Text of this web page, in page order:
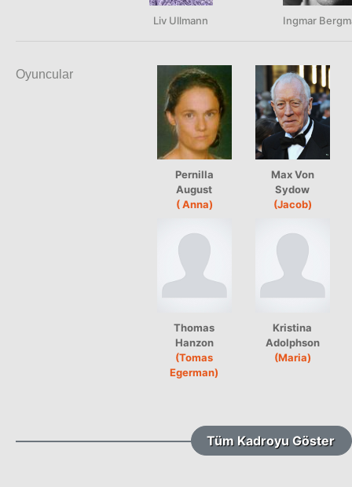
Liv Ullmann Ingmar
Oyuncular
Pernilla
August
( Anna)
Max Von
Sydow
(Jacob)
Thomas
Hanzon
(Tomas
Egerman)
Kristina
Adolphson
(Maria)
Tüm Kadroyu Göster